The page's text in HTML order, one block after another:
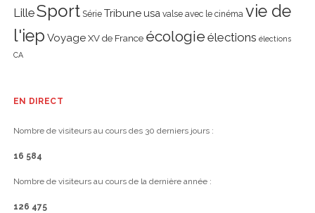
LilleSport Série Tribune usa valse avec le cinéma vie de
l'iep Voyage XV de France écologie élections élections
CA
EN DIRECT
Nombre de visiteurs au cours des 30 derniers jours :
16 584
Nombre de visiteurs au cours de la dernière année :
126 475